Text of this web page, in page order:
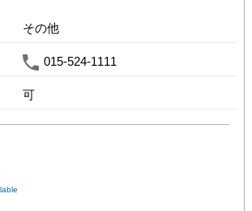
その他
015-524-1111
可